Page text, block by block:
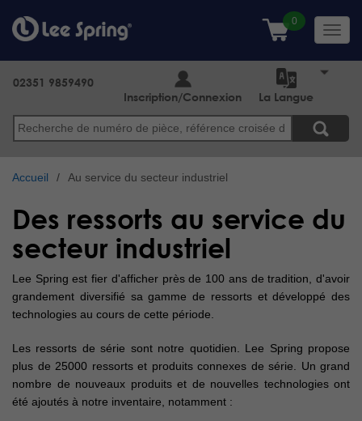
au
contenu
principal
Search
02351 9859490
Inscription/Connexion
La Langue
Accueil Au service du secteur industriel
Des ressorts au service du
secteur industriel
Lee Spring est fier d'afficher près de 100 ans de tradition, d'avoir
grandement diversifié sa gamme de ressorts et développé des
technologies au cours de cette période.
Les ressorts de série sont notre quotidien. Lee Spring propose
plus de 25000 ressorts et produits connexes de série. Un grand
nombre de nouveaux produits et de nouvelles technologies ont
été ajoutés à notre inventaire, notamment :